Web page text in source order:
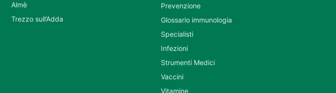
Almè
Trezzo sull’Adda
Prevenzione
Glossario immunologia
Specialisti
Infezioni
Strumenti Medici
Vaccini
Vitamine